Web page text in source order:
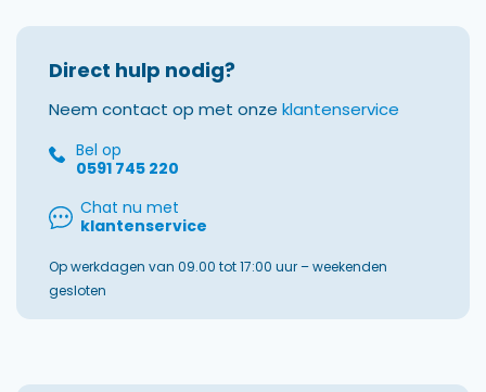
Direct hulp nodig?
Neem contact op met onze klantenservice
Bel op
0591 745 220
Chat nu met
klantenservice
Op werkdagen van 09.00 tot 17:00 uur – weekenden
gesloten